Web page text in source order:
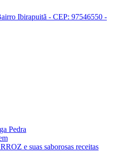
Ibirapuitã - CEP: 97546550 -
Pedra
e suas saborosas receitas